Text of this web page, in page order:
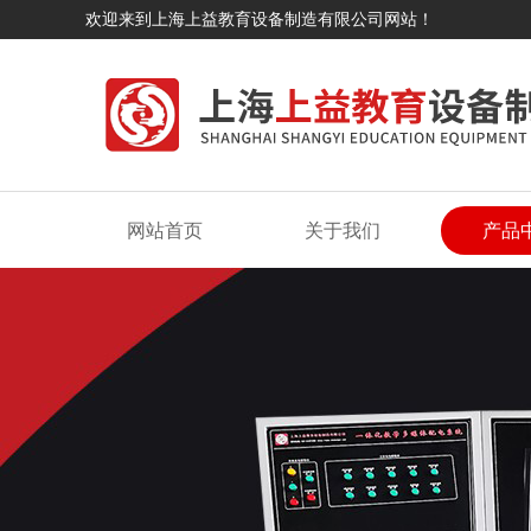
欢迎来到上海上益教育设备制造有限公司网站！
网站首页 关于我们 产品